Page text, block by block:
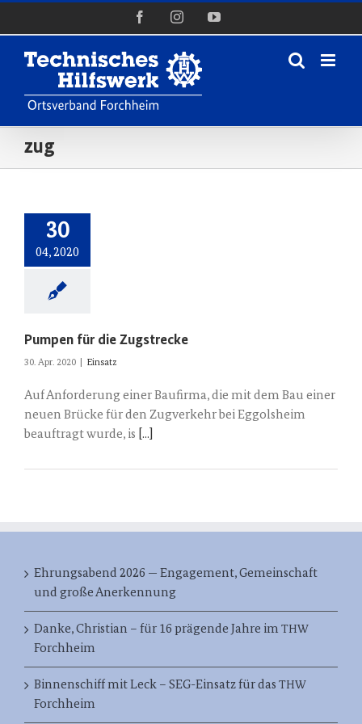
FacebookInstagramYouTube
zug
30
04, 2020
Pumpen für die Zugstrecke
30. Apr. 2020 Einsatz
Auf Anforderung einer Baufirma, die mit dem Bau einer
neuen Brücke für den Zugverkehr bei Eggolsheim
beauftragt wurde, is [...]
Ehrungsabend 2026 — Engagement, Gemeinschaft
und große Anerkennung
Danke, Christian – für 16 prägende Jahre im THW
Forchheim
Binnenschiff mit Leck – SEG-Einsatz für das THW
Forchheim